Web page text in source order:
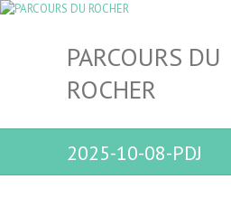
PARCOURS DU
ROCHER
2025-10-08-PDJ